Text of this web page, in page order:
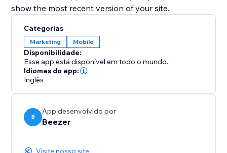
show the most recent version of your site.
Categorias
Marketing Mobile
Disponibilidade:
Esse app está disponível em todo o mundo.
Idiomas do app:
Inglês
B
App desenvolvido por
Beezer
Visite nosso site